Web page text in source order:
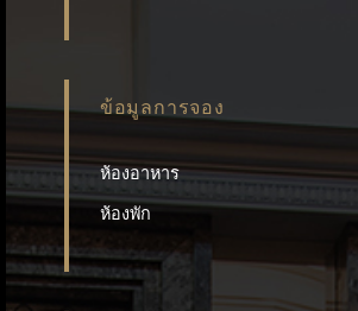
ข้อมูลการจอง
ห้องอาหาร
ห้องพัก